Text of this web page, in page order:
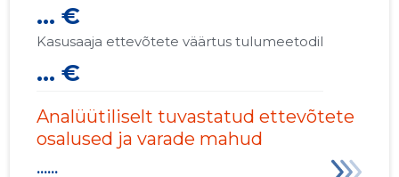
... €
Kasusaaja ettevõtete väärtus tulumeetodil
... €
Analüütiliselt tuvastatud ettevõtete
osalused ja varade mahud
......